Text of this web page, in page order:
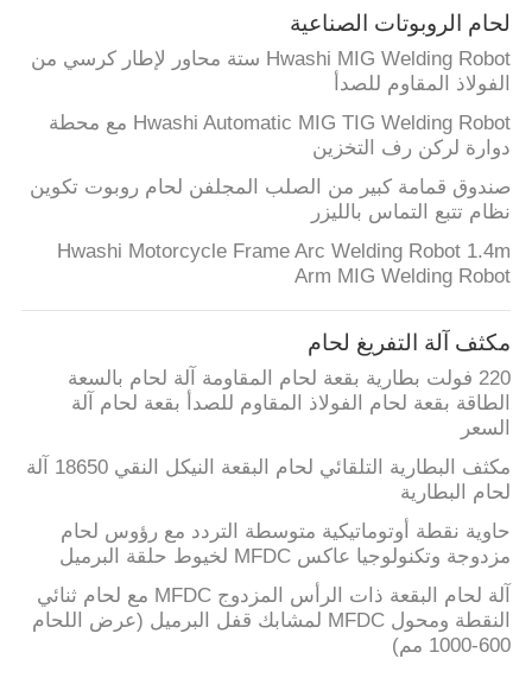
لحام الروبوتات الصناعية
Hwashi MIG Welding Robot ستة محاور لإطار كرسي من
الفولاذ المقاوم للصدأ
Hwashi Automatic MIG TIG Welding Robot مع محطة
دوارة لركن رف التخزين
صندوق قمامة كبير من الصلب المجلفن لحام روبوت تكوين
نظام تتبع التماس بالليزر
Hwashi Motorcycle Frame Arc Welding Robot 1.4m
Arm MIG Welding Robot
مكثف آلة التفريغ لحام
220 فولت بطارية بقعة لحام المقاومة آلة لحام بالسعة
الطاقة بقعة لحام الفولاذ المقاوم للصدأ بقعة لحام آلة
السعر
مكثف البطارية التلقائي لحام البقعة النيكل النقي 18650 آلة
لحام البطارية
حاوية نقطة أوتوماتيكية متوسطة التردد مع رؤوس لحام
مزدوجة وتكنولوجيا عاكس MFDC لخيوط حلقة البرميل
آلة لحام البقعة ذات الرأس المزدوج MFDC مع لحام ثنائي
النقطة ومحول MFDC لمشابك قفل البرميل (عرض اللحام
600-1000 مم)